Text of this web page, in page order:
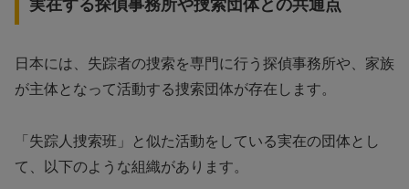
実在する探偵事務所や捜索団体との共通点
日本には、失踪者の捜索を専門に行う探偵事務所や、家族
が主体となって活動する捜索団体が存在します。
「失踪人捜索班」と似た活動をしている実在の団体とし
て、以下のような組織があります。